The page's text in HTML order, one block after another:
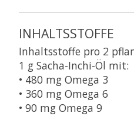
INHALTSSTOFFE
Inhaltsstoffe pro 2
1 g Sacha-Inchi-Öl mit:
• 480 mg Omega 3
• 360 mg Omega 6
• 90 mg Omega 9